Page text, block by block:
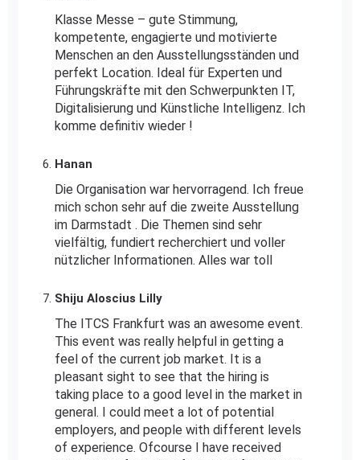
Klasse Messe – gute Stimmung,
kompetente, engagierte und motivierte
Menschen an den Ausstellungsständen und
perfekt Location. Ideal für Experten und
Führungskräfte mit den Schwerpunkten IT,
Digitalisierung und Künstliche Intelligenz. Ich
komme definitiv wieder !
Hanan
Die Organisation war hervorragend. Ich freue
mich schon sehr auf die zweite Ausstellung
im Darmstadt . Die Themen sind sehr
vielfältig, fundiert recherchiert und voller
nützlicher Informationen. Alles war toll
Shiju Aloscius Lilly
The ITCS Frankfurt was an awesome event.
This event was really helpful in getting a
feel of the current job market. It is a
pleasant sight to see that the hiring is
taking place to a good level in the market in
general. I could meet a lot of potential
employers, and people with different levels
of experience. Ofcourse I have received